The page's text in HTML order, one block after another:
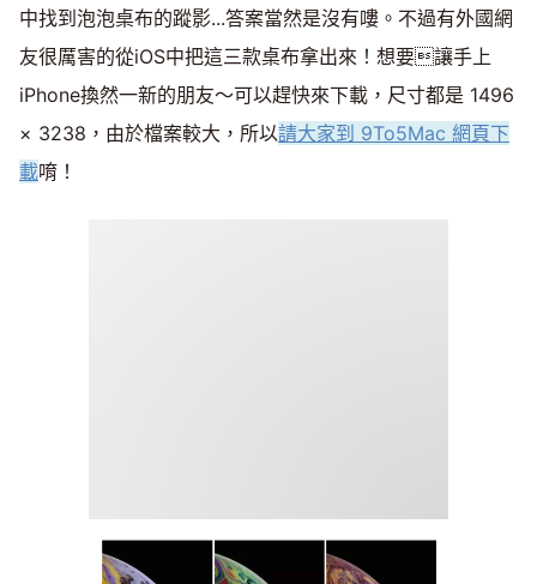
中找到泡泡桌布的蹤影...答案當然是沒有嘍。不過有外國網
友很厲害的從iOS中把這三款桌布拿出來！想要讓手上
iPhone換然一新的朋友～可以趕快來下載，尺寸都是 1496
× 3238，由於檔案較大，所以請大家到 9To5Mac​ 網頁下
載唷！